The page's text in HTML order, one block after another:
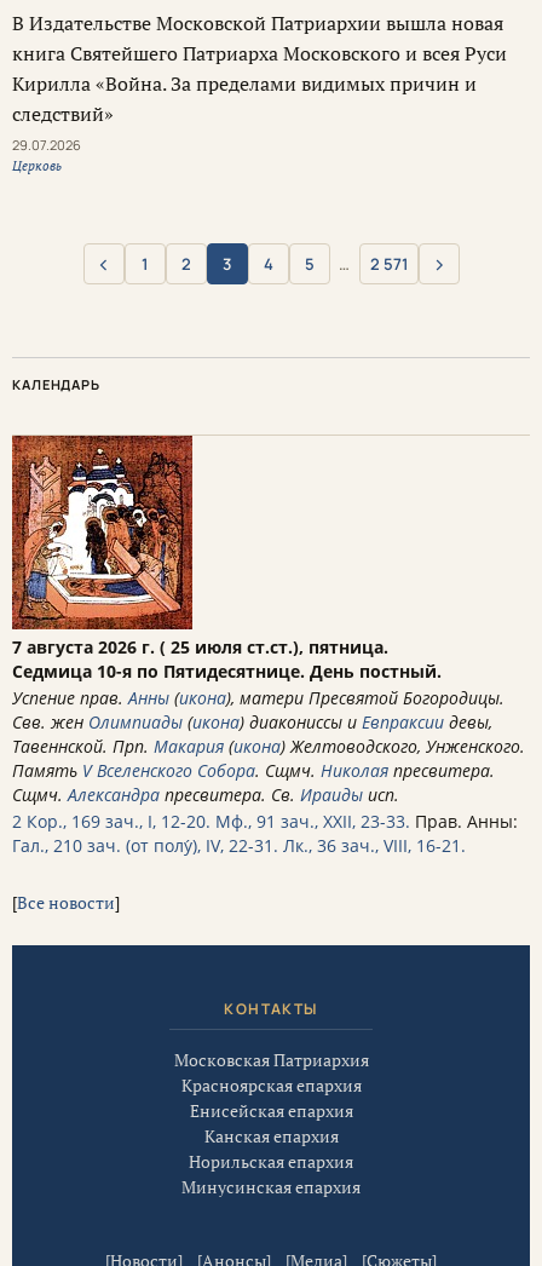
В Издательстве Московской Патриархии вышла новая
книга Святейшего Патриарха Московского и всея Руси
Кирилла «Война. За пределами видимых причин и
следствий»
29.07.2026
Церковь
Назад
‹ 1 2 3 4 5 … 2 571 Вперёд
›
КАЛЕНДАРЬ
7 августа 2026 г. ( 25 июля ст.ст.), пятница.
Седмица 10-я по Пятидесятнице. День постный.
Успение прав.Анны (икона), матери Пресвятой Богородицы.
Свв. жен Олимпиады (икона) диакониссы и Евпраксии девы,
Тавеннской. Прп. Макария (икона) Желтоводского, Унженского.
Память V Вселенского Собора. Сщмч. Николая пресвитера.
Сщмч.Александра пресвитера. Св. Ираиды исп.
2 Кор., 169 зач., I, 12-20. Мф., 91 зач., XXII, 23-33. Прав. Анны:
Гал., 210 зач. (от полу́), IV, 22-31. Лк., 36 зач., VIII, 16-21.
[Все новости]
КОНТАКТЫ
Московская Патриархия
Красноярская епархия
Енисейская епархия
Канская епархия
Норильская епархия
Минусинская епархия
[Новости] [Анонсы] [Медиа] [Сюжеты]